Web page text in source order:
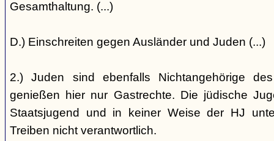
Gesamthaltung. (...)
D.) Einschreiten gegen Ausländer und Juden (...)
2.) Juden sind ebenfalls Nichtangehörige
genießen hier nur Gastrechte. Die jüdische
Staatsjugend und in keiner Weise der HJ
Treiben nicht verantwortlich.